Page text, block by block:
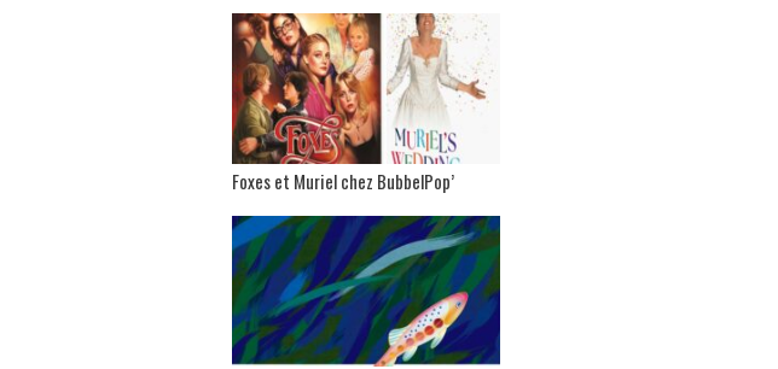
Foxes et Muriel chez BubbelPop’